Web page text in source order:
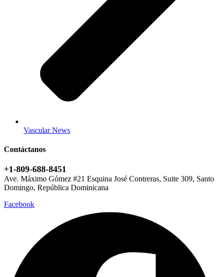
Vascular News
Contáctanos
+1-809-688-8451
Ave. Máximo Gómez #21 Esquina José Contreras, Suite 309, Santo
Domingo, República Dominicana
Facebook